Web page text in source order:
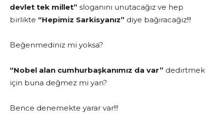
devlet tek millet” sloganını unutacağız ve hep
birlikte “Hepimiz Sarkisyanız” diye bağıracağız!!!
Beğenmediniz mi yoksa?
“Nobel alan cumhurbaşkanımız da var” dedirtmek
için buna değmez mi yan?
Bence denemekte yarar var!!!